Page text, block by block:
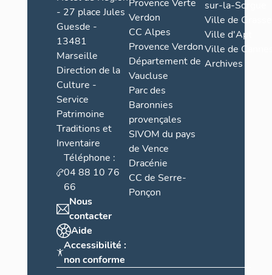
- 27 place Jules
Guesde -
13481
Marseille
Direction de la
Culture -
Service
Patrimoine
Traditions et
Inventaire
Téléphone :
04 88 10 76
66
Nous
contacter
Aide
Accessibilité :
non conforme
Provence Verte
Verdon
CC Alpes
Provence Verdon
Département de
Vaucluse
Parc des
Baronnies
provençales
SIVOM du pays
de Vence
Dracénie
CC de Serre-
Ponçon
sur-la-Sorgue
Ville de Grasse
Ville d'Apt
Ville de
Archives